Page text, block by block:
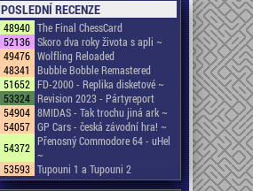
POSLEDNÍ RECENZE
48940 The Final ChessCard
52136 Skoro dva roky života s apli ~
49476 Wolfling Reloaded
48341
Bubble Bobble Remastered
51652 FD-2000 - Replika disketové ~
53324 Revision 2023 - Pártyreport
54904 8MIDAS - Tak trochu jiná ark ~
54057 GP Cars - česká závodní hra! ~
54372 Přenosný Commodore 64 - uHel
~
53593 Tupouni 1 a Tupouni 2